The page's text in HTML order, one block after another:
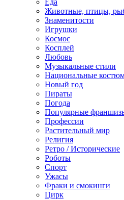
Еда
Животные, птицы,
Знаменитости
Игрушки
Космос
Косплей
Любовь
Музыкальные стили
Национальные
Новый год
Пираты
Погода
Популярные
Профессии
Растительный мир
Религия
Ретро / Исторические
Роботы
Спорт
Ужасы
Фраки и смокинги
Цирк